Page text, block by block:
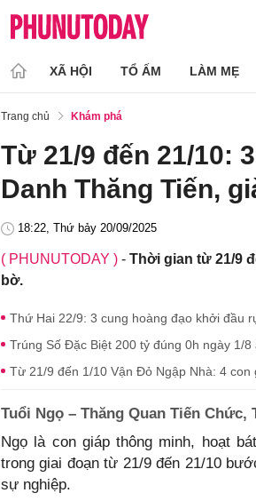
XÃ HỘI TỔ ẤM LÀM MẸ
Trang chủ Khám phá
Từ 21/9 đến 21/10:
Danh Thăng Tiến,
18:22, Thứ bảy 20/09/2025
( PHUNUTODAY ) - Thời gian từ 21/9
bờ.
Thứ Hai 22/9: 3 cung hoàng đạo khởi đầu
Trúng Số Đặc Biệt 200 tỷ đúng 0h ngày 1/
Từ 21/9 đến 1/10 Vận Đỏ Ngập Nhà: 4
Tuổi Ngọ – Thăng Quan Tiến Chức,
Ngọ là con giáp thông minh, hoạt
trong giai đoạn từ 21/9 đến 21/10
sự nghiệp.